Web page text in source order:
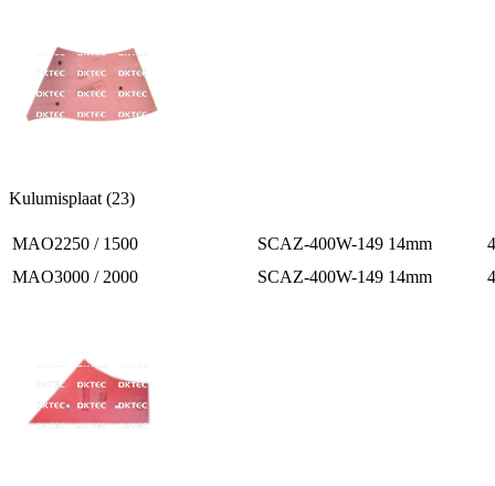
Kulumisplaat (23)
MAO2250 / 1500 SCAZ-400W-149 14mm
4
MAO3000 / 2000
SCAZ-400W-149 14mm 4